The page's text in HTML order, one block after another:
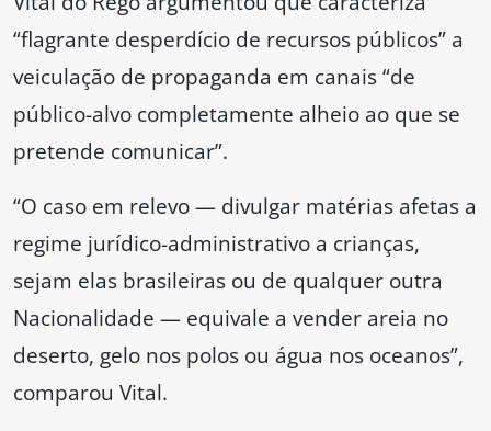
“flagrante desperdício de recursos públicos” a
veiculação de propaganda em canais “de
público-alvo completamente alheio ao que se
pretende comunicar”.
“O caso em relevo — divulgar matérias afetas a
regime jurídico-administrativo a crianças,
sejam elas brasileiras ou de qualquer outra
Nacionalidade — equivale a vender areia no
deserto, gelo nos polos ou água nos oceanos”,
comparou Vital.